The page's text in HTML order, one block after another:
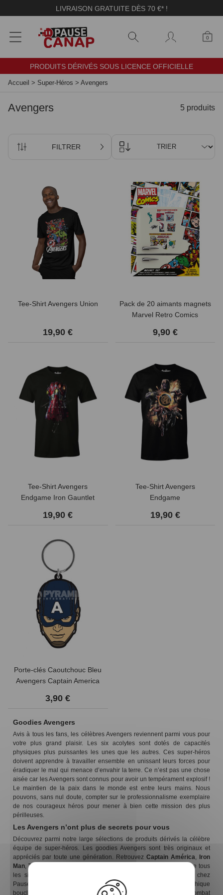
LIVRAISON GRATUITE DÈS 70 €* !
0
PRODUITS DÉRIVÉS SOUS LICENCE OFFICIELLE
Accueil > Super-Héros > Avengers
Avengers 5 produits
FILTRER TRIER
Tee-Shirt Avengers Union
19,90 €
Pack de 20 aimants magnets
Marvel Retro Comics
9,90 €
Tee-Shirt Avengers
Endgame Iron Gauntlet
19,90 €
Tee-Shirt Avengers
Endgame
19,90 €
Porte-clés Caoutchouc Bleu
Avengers Captain America
3,90 €
Goodies Avengers
Avis à tous les fans, les célèbres Avengers reviennent parmi vous pour
votre plus grand plaisir. Les six acolytes sont dotés de capacités
physiques plus puissantes les unes que les autres. Ces super-héros
doivent apprendre à travailler ensemble en unissant leurs forces pour
éradiquer le mal qui menace d’envahir la terre. Ce n’est pas une chose
aisée car les Avengers sont connus pour avoir un tempérament explosif !
Le maintien de la paix dans le monde est entre leurs mains. Nous
pouvons, sans nul doute, compter sur le professionnalisme exemplaire
de nos courageux héros pour mener à bien cette mission des plus
périlleuses.
Les Avengers n’ont plus de secrets pour vous
Découvrez parmi notre large sélections de produits dérivés la célèbre
équipe de super-héros. Les goodies Avengers sont très originaux et
appréciés par toute une génération. Retrouvez Captain América, Iron
Man,Thor
et bien d’autres. Vous serez heureux de voir que tous
les signes distinctifs et inimitables de ces héros sont présents chez
Pause Canap. Tout d’abord, Captain América pose avec son mythique
bouclier quasi indestructible. Notre Hulk surnommé le titan vert, combat
Panneau de gestion des cookies